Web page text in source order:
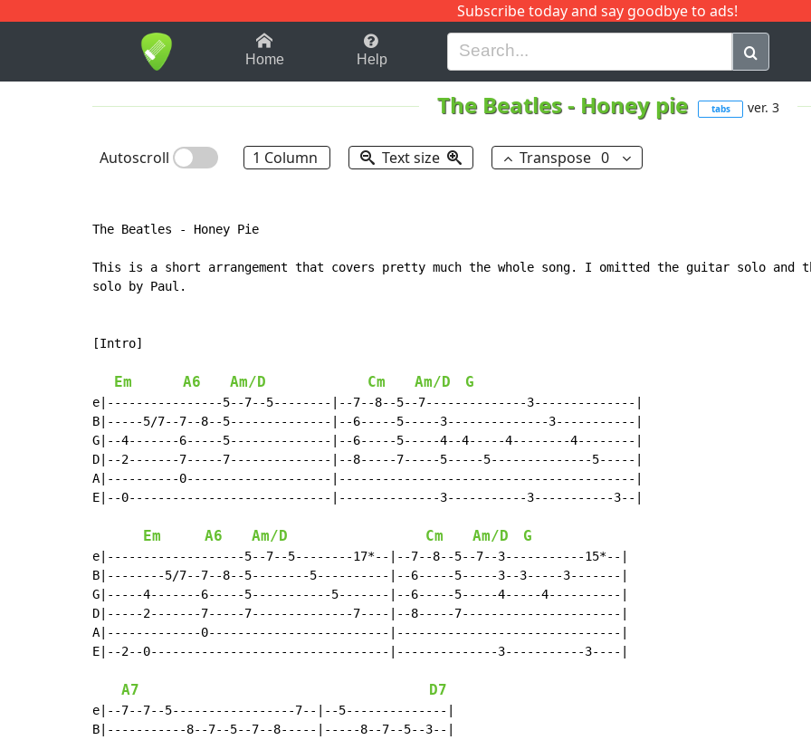
Subscribe today and say goodbye to ads!
1-9 B H I J Q
Home Help
The Beatles- Honey pie tabs ver. 3
Autoscroll 1 Column Text size Transpose 0
The Beatles - Honey Pie
This is a short arrangement that covers pretty much the whole song. I omitted the guitar solo and
solo by Paul.
[Intro]
Em A6 Am/D Cm Am/D G
e|----------------5--7--5--------|--7--8--5--7--------------3--------------|
B|-----5/7--7--8--5--------------|--6-----5-----3--------------3-----------|
G|--4-------6-----5--------------|--6-----5-----4--4-----4--------4--------|
D|--2-------7-----7--------------|--8-----7-----5-----5--------------5-----|
A|----------0--------------------|-----------------------------------------|
E|--0----------------------------|--------------3-----------3-----------3--|
Em A6 Am/D Cm Am/D G
e|-------------------5--7--5--------17*--|--7--8--5--7--3-----------15*--|
B|--------5/7--7--8--5--------5----------|--6-----5-----3--3-----3-------|
G|-----4-------6-----5-----------5-------|--6-----5-----4-----4----------|
D|-----2-------7-----7--------------7----|--8-----7----------------------|
A|-------------0-------------------------|-------------------------------|
E|--2--0---------------------------------|--------------3-----------3----|
A7 D7
e|--7--7--5-----------------7--|--5--------------|
B|-----------8--7--5--7--8-----|-----8--7--5--3--|